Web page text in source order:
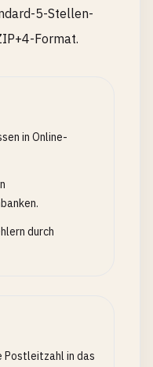
5-Stellen-
Format.
in Online-
durch
Postleitzahl in das